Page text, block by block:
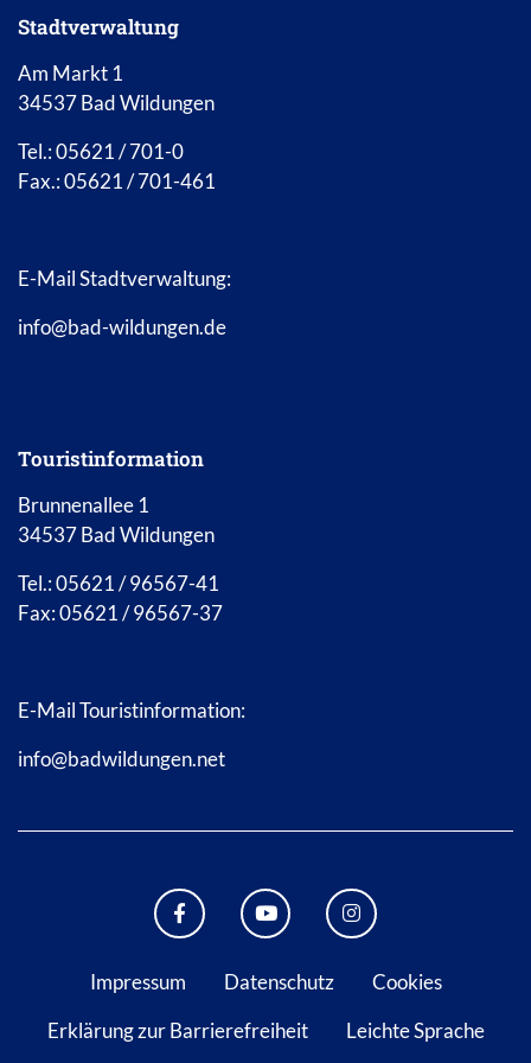
Stadtverwaltung
Am Markt 1
34537 Bad Wildungen
Tel.: 05621 / 701-0
Fax.: 05621 / 701-461
E-Mail Stadtverwaltung:
info@bad-wildungen.de
Touristinformation
Brunnenallee 1
34537 Bad Wildungen
Tel.: 05621 / 96567-41
Fax: 05621 / 96567-37
E-Mail Touristinformation:
info@badwildungen.net
FACEBOOK BAD WILDUNGEN
YOUTUBE KANAL STADT
INSTAGRAM
Impressum Datenschutz
Cookies
Erklärung zur Barrierefreiheit
Leichte Sprache